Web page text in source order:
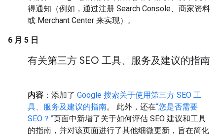
得通知（例如，通过注册 Search Console、商家资料
或 Merchant Center 来实现）。
6 月 5 日
有关第三方 SEO 工具、服务及建议的指南
内容 ：添加了 Google 搜索关于使用第三方 SEO 工
具、服务及建议的指南。 此外，还在“您是否需要
SEO？”页面中新增了关于如何评估 SEO 建议和工具
的指南，并对该页面进行了其他细微更新，旨在简化